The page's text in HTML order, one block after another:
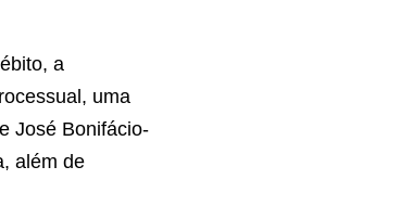
a
uma
José Bonifácio-
além de